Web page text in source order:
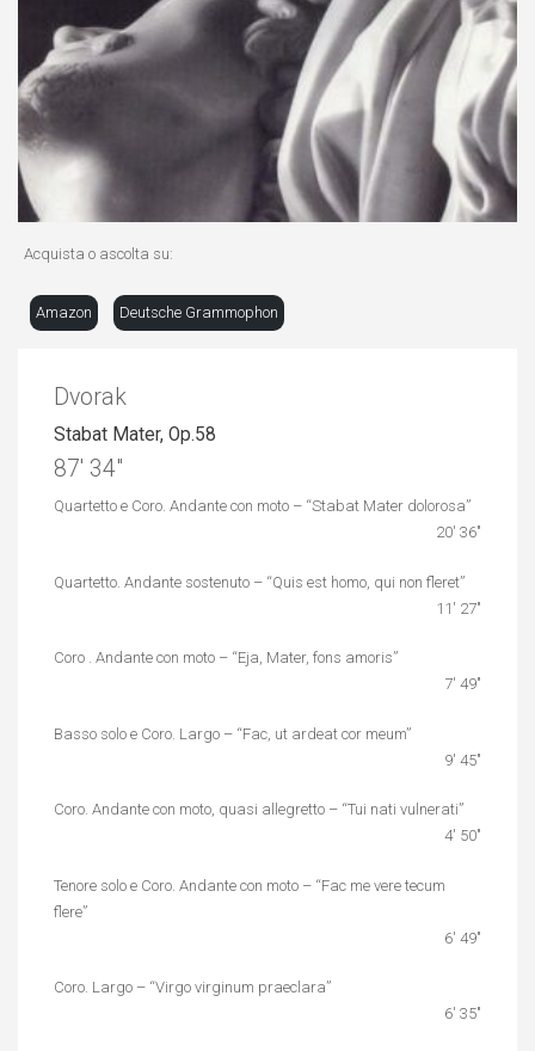
Acquista o ascolta su:
Amazon Deutsche Grammophon
Dvorak
Stabat Mater, Op.58
87′ 34″
Quartetto e Coro. Andante con moto – “Stabat Mater dolorosa”
20′ 36″
Quartetto. Andante sostenuto – “Quis est homo, qui non fleret”
11′ 27″
Coro . Andante con moto – “Eja, Mater, fons amoris”
7′ 49″
Basso solo e Coro. Largo – “Fac, ut ardeat cor meum”
9′ 45″
Coro. Andante con moto, quasi allegretto – “Tui nati vulnerati”
4′ 50″
Tenore solo e Coro. Andante con moto – “Fac me vere tecum
flere”
6′ 49″
Coro. Largo – “Virgo virginum praeclara”
6′ 35″